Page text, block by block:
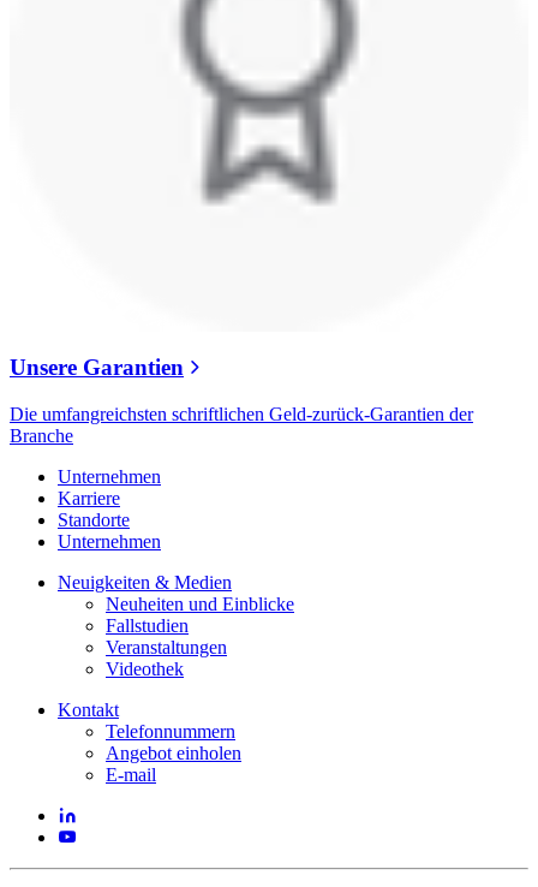
Unsere Garantien
Die umfangreichsten schriftlichen Geld-zurück-Garantien der
Branche
Unternehmen
Karriere
Standorte
Unternehmen
Neuigkeiten & Medien
Neuheiten und Einblicke
Fallstudien
Veranstaltungen
Videothek
Kontakt
Telefonnummern
Angebot einholen
E-mail